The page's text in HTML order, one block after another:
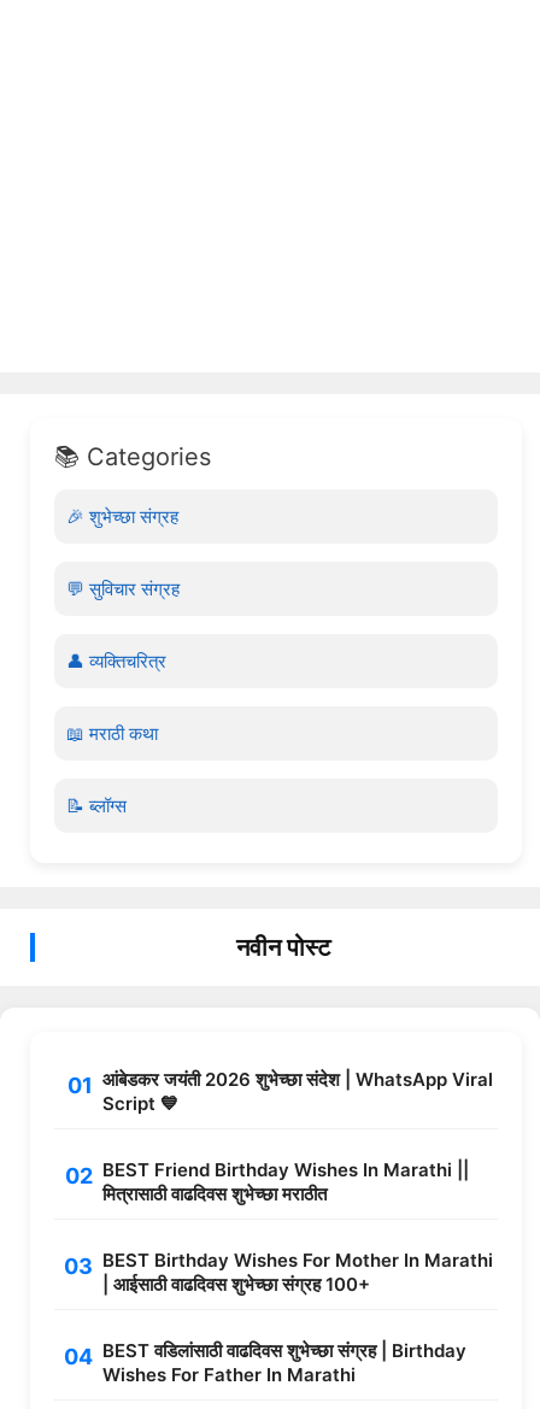
📚 Categories
🎉 शुभेच्छा संग्रह
💬 सुविचार संग्रह
👤 व्यक्तिचरित्र
📖 मराठी कथा
📝 ब्लॉग्स
नवीन पोस्ट
आंबेडकर जयंती 2026 शुभेच्छा संदेश | WhatsApp Viral
Script 💙
BEST Friend Birthday Wishes In Marathi ||
मित्रासाठी वाढदिवस शुभेच्छा मराठीत
BEST Birthday Wishes For Mother In Marathi
| आईसाठी वाढदिवस शुभेच्छा संग्रह 100+
BEST वडिलांसाठी वाढदिवस शुभेच्छा संग्रह | Birthday
Wishes For Father In Marathi